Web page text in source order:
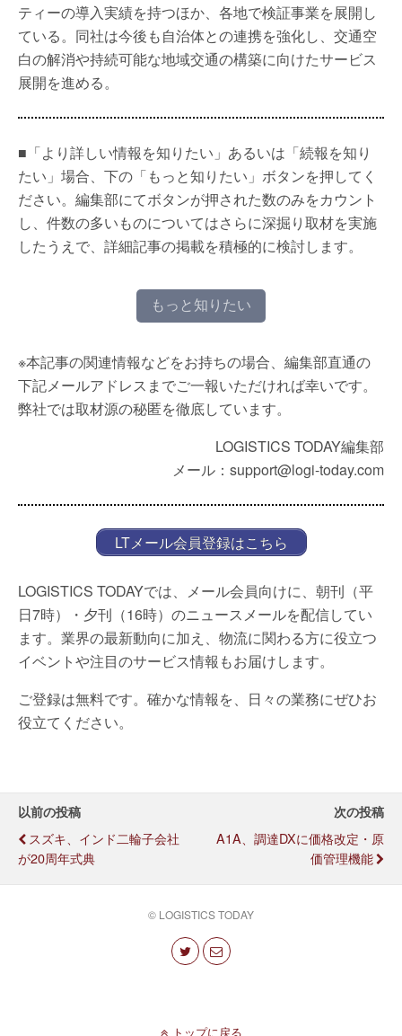
ティーの導入実績を持つほか、各地で検証事業を展開し
ている。同社は今後も自治体との連携を強化し、交通空
白の解消や持続可能な地域交通の構築に向けたサービス
展開を進める。
■「より詳しい情報を知りたい」あるいは「続報を知り
たい」場合、下の「もっと知りたい」ボタンを押してく
ださい。編集部にてボタンが押された数のみをカウント
し、件数の多いものについてはさらに深掘り取材を実施
したうえで、詳細記事の掲載を積極的に検討します。
もっと知りたい
※本記事の関連情報などをお持ちの場合、編集部直通の
下記メールアドレスまでご一報いただければ幸いです。
弊社では取材源の秘匿を徹底しています。
LOGISTICS TODAY編集部
メール：support@logi-today.com
LTメール会員登録はこちら
LOGISTICS TODAYでは、メール会員向けに、朝刊（平
日7時）・夕刊（16時）のニュースメールを配信してい
ます。業界の最新動向に加え、物流に関わる方に役立つ
イベントや注目のサービス情報もお届けします。
ご登録は無料です。確かな情報を、日々の業務にぜひお
役立てください。
以前の投稿
スズキ、インド二輪子会社
が20周年式典
次の投稿
A1A、調達DXに価格改定・原
価管理機能
© LOGISTICS TODAY
トップに戻る